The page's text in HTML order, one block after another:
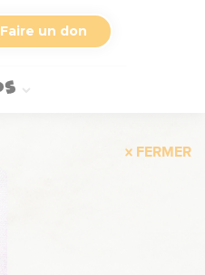
Faire un don
FERMER